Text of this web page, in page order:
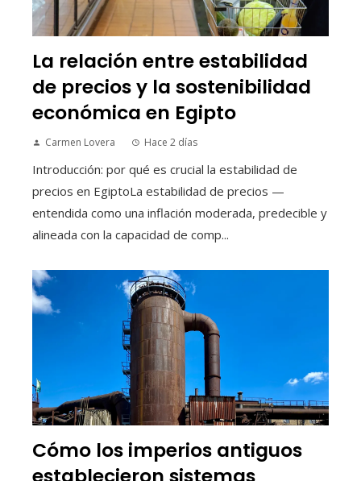
La relación entre estabilidad
de precios y la sostenibilidad
económica en Egipto
Carmen Lovera Hace 2 días
Introducción: por qué es crucial la estabilidad de
precios en EgiptoLa estabilidad de precios —
entendida como una inflación moderada, predecible y
alineada con la capacidad de comp...
Cómo los imperios antiguos
establecieron sistemas